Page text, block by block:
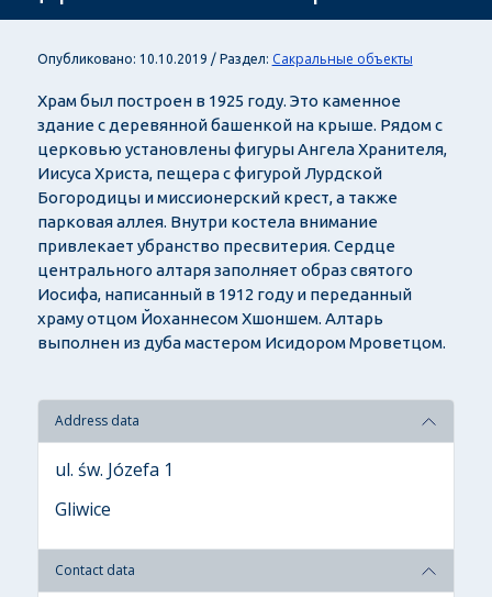
Опубликовано: 10.10.2019 / Раздел: Сакральные объекты
Храм был построен в 1925 году. Это каменное
здание с деревянной башенкой на крыше. Рядом с
церковью установлены фигуры Ангела Хранителя,
Иисуса Христа, пещера с фигурой Лурдской
Богородицы и миссионерский крест, а также
парковая аллея. Внутри костела внимание
привлекает убранство пресвитерия. Сердце
центрального алтаря заполняет образ святого
Иосифа, написанный в 1912 году и переданный
храму отцом Йоханнесом Хшоншем. Алтарь
выполнен из дуба мастером Исидором Мроветцом.
Address data
ul. św. Józefa 1
Gliwice
Contact data